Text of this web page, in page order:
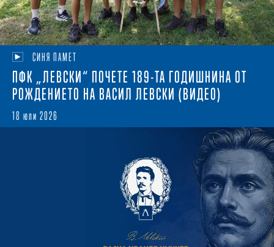
СИНЯ ПАМЕТ
ПФК „ЛЕВСКИ“ ПОЧЕТЕ 189-ТА ГОДИШНИНА ОТ
РОЖДЕНИЕТО НА ВАСИЛ ЛЕВСКИ (ВИДЕО)
18 юли 2026